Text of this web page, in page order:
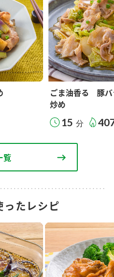
ごま油香る 豚バ
炒め
15 分
覧
ったレシピ